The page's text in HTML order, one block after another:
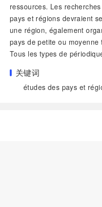
ressources. Les
pays et régions devraient
une région, également
pays de petite ou
Tous les types de
关键词
études des pays et